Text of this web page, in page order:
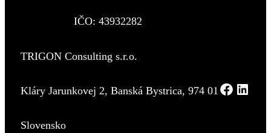
IČO: 43932282
TRIGON Consulting s.r.o.
Kláry Jarunkovej 2, Banská Bystrica, 974 01
Slovensko